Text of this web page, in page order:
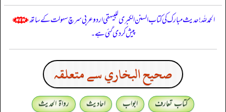
الحمدللہ! حدیث مبارک کی کتاب السنن الكبرى للبيهقي اردو عربی سرچ سہولت کے ساتھ
پیش کر دی گئی ہے۔
صحيح البخاري سے متعلقہ
کتاب تعارف ابواب احادیث
رواۃ الحدیث